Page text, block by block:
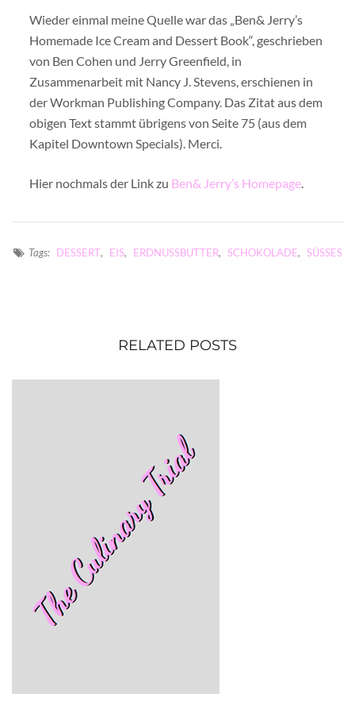
Wieder einmal meine Quelle war das „Ben& Jerry’s
Homemade Ice Cream and Dessert Book“, geschrieben
von Ben Cohen und Jerry Greenfield, in
Zusammenarbeit mit Nancy J. Stevens, erschienen in
der Workman Publishing Company. Das Zitat aus dem
obigen Text stammt übrigens von Seite 75 (aus dem
Kapitel Downtown Specials). Merci.
Hier nochmals der Link zu Ben& Jerry’s Homepage.
Tags: DESSERT, EIS, ERDNUSSBUTTER, SCHOKOLADE, SÜSSES
RELATED POSTS